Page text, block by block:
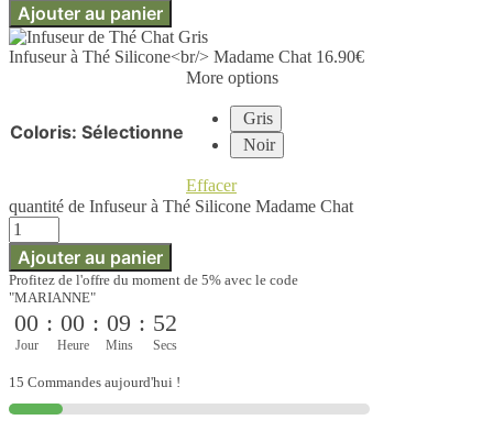
Ajouter au panier
Infuseur à Thé Silicone<br/> Madame Chat 16.90€
Coloris: Sélectionne
More options
Gris
Noir
Effacer
quantité de Infuseur à Thé Silicone Madame Chat
Ajouter au panier
Profitez de l'offre du moment de 5% avec le code
"MARIANNE"
00
Jour
: 00
Heure
: 09
Mins
: 52
Secs
15 Commandes aujourd'hui !